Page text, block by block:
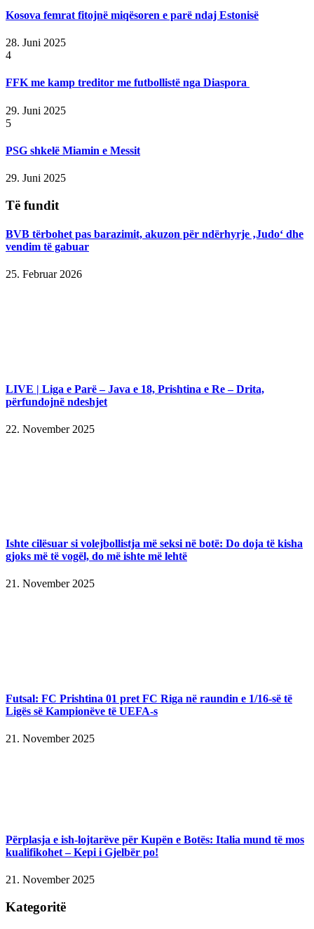
Kosova femrat fitojnë miqësoren e parë ndaj Estonisë
28. Juni 2025
4
FFK me kamp treditor me futbollistë nga Diaspora
29. Juni 2025
5
PSG shkelë Miamin e Messit
29. Juni 2025
Të fundit
BVB tërbohet pas barazimit, akuzon për ndërhyrje ‚Judo‘ dhe
vendim të gabuar
25. Februar 2026
LIVE | Liga e Parë – Java e 18, Prishtina e Re – Drita,
përfundojnë ndeshjet
22. November 2025
Ishte cilësuar si volejbollistja më seksi në botë: Do doja të kisha
gjoks më të vogël, do më ishte më lehtë
21. November 2025
Futsal: FC Prishtina 01 pret FC Riga në raundin e 1/16-së të
Ligës së Kampionëve të UEFA-s
21. November 2025
Përplasja e ish-lojtarëve për Kupën e Botës: Italia mund të mos
kualifikohet – Kepi i Gjelbër po!
21. November 2025
Kategoritë